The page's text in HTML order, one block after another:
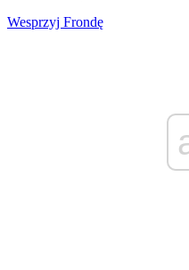
Wesprzyj Frondę